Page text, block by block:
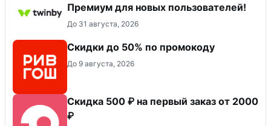
Премиум для новых пользователей!
До 31 августа, 2026
Скидки до 50% по промокоду
До 9 августа, 2026
Скидка 500 ₽ на первый заказ от 2000
₽